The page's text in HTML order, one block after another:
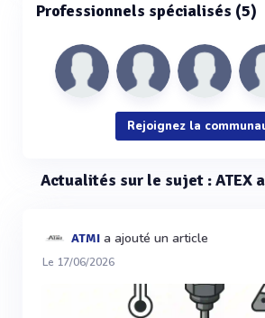
Professionnels spécialisés (5)
Rejoignez la
Actualités sur le sujet : ATEX
ATMI a ajouté un article
Le 17/06/2026